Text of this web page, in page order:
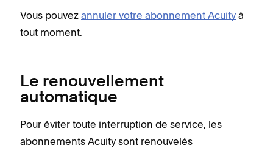
Vous pouvez annuler votre abonnement Acuity à
tout moment.
Le renouvellement
automatique
Pour éviter toute interruption de service, les
abonnements Acuity sont renouvelés